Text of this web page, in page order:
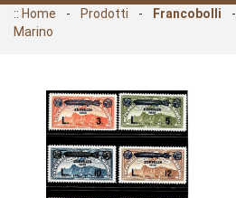
:: Home - Prodotti - Francobolli -
Marino